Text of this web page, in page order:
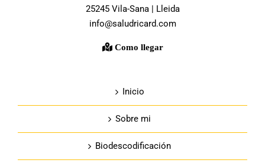
25245 Vila-Sana | Lleida
info@saludricard.com
Como llegar
Inicio
Sobre mi
Biodescodificación